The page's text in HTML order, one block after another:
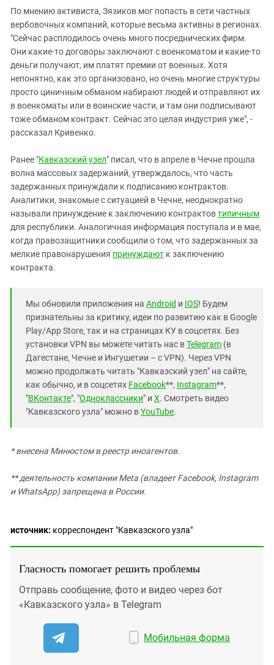
По мнению активиста, Зязиков мог попасть в сети частных
вербовочных компаний, которые весьма активны в регионах.
"Сейчас расплодилось очень много посреднических фирм.
Они какие-то договоры заключают с военкоматом и какие-то
деньги получают, им платят премии от военных. Хотя
непонятно, как это организовано, но очень многие структуры
просто циничным обманом набирают людей и отправляют их
в военкоматы или в воинские части, и там они подписывают
тоже обманом контракт. Сейчас это целая индустрия уже", -
рассказал Кривенко.
Ранее "Кавказский узел" писал, что в апреле в Чечне прошла
волна массовых задержаний, утверждалось, что часть
задержанных принуждали к подписанию контрактов.
Аналитики, знакомые с ситуацией в Чечне, неоднократно
называли принуждение к заключению контрактовтипичным
для республики. Аналогичная информация поступала и в мае,
когда правозащитники сообщили о том, что задержанных за
мелкие правонарушения принуждают к заключению
контракта.
Мы обновили приложения на Android и IOS! Будем
признательны за критику, идеи по развитию как в Google
Play/App Store, так и на страницах КУ в соцсетях. Без
установки VPN вы можете читать нас вTelegram (в
Дагестане, Чечне и Ингушетии – с VPN). Через VPN
можно продолжать читать "Кавказский узел" на сайте,
как обычно, и в соцсетях Facebook**, Instagram**,
"ВКонтакте", "Одноклассники" и X. Смотреть видео
"Кавказского узла" можно вYouTube.
* внесена Минюстом в реестр иноагентов.
** деятельность компании Meta (владеет Facebook, Instagram
и WhatsApp) запрещена в России.
источник: корреспондент "Кавказского узла"
Гласность помогает решить проблемы
Отправь сообщение, фото и видео через бот
«Кавказского узла» в Telegram
Мобильная форма